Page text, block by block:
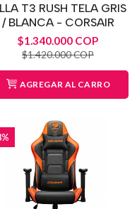
T3 RUSH TELA GRIS
/ BLANCA - CORSAIR
$1.340.000 COP
$1.420.000 COP
AGREGAR AL CARRO